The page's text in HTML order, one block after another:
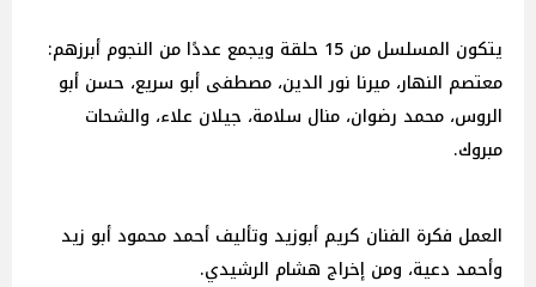
يتكون المسلسل من 15 حلقة ويجمع عددًا من النجوم أبرزهم:
معتصم النهار، ميرنا نور الدين، مصطفى أبو سريع، حسن أبو
الروس، محمد رضوان، منال سلامة، جيلان علاء، والشحات
مبروك.
العمل فكرة الفنان كريم أبوزيد وتأليف أحمد محمود أبو زيد
وأحمد دعية، ومن إخراج هشام الرشيدي.